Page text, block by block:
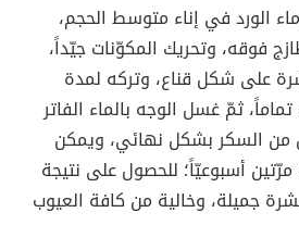
الورد في إناء متوسط الحجم،
فوقه، وتحريك المكوّنات جيّداً،
على شكل قناع، وتركه لمدة
ثمّ غسل الوجه بالماء الفاتر
من السكر بشكل نهائي، ويمكن
أسبوعيّاً؛ للحصول على نتيجة
جميلة، وخالية من كافة العيوب